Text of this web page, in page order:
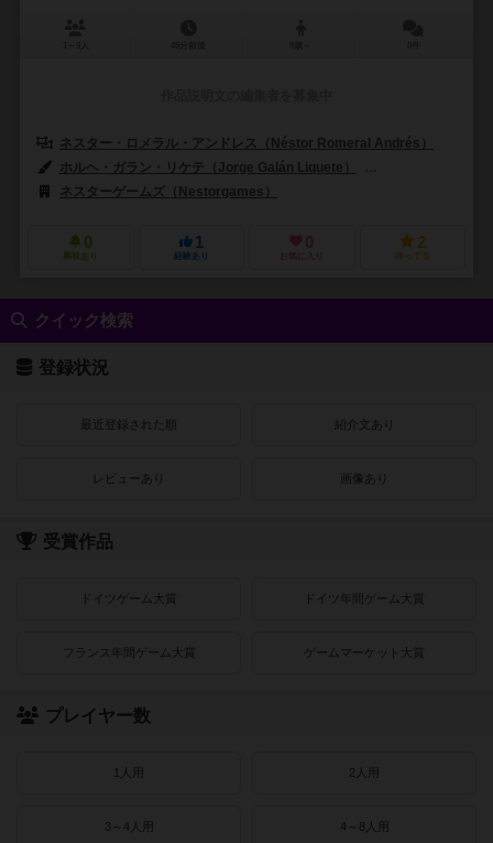
ネスター・ロメラル・アンドレス（Néstor Romeral Andrés）
ホルヘ・ガラン・リケテ（Jorge Galán Liquete）
ネスターゲームズ（Nestorgames）
0
興味あり
1
経験あり
0
お気に入り
2
持ってる
クイック検索
登録状況
最近登録された順 紹介文あり
レビューあり 画像あり
受賞作品
ドイツゲーム大賞 ドイツ年間ゲーム大賞
フランス年間ゲーム大賞 ゲームマーケット大賞
プレイヤー数
1人用 2人用
3～4人用 4～8人用